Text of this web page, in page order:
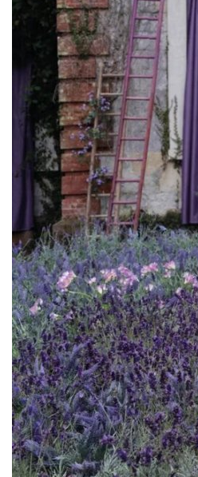
Британский
London выпустил новую